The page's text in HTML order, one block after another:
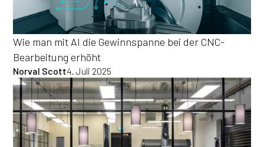
Wie man mit AI die Gewinnspanne bei der CNC-
Bearbeitung erhöht
Norval Scott4. Juli 2025